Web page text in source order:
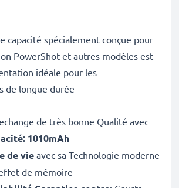
capacité spécialement conçue pour
PowerShot et autres modèles est
idéale pour les
de longue durée
de très bonne Qualité avec
1010mAh
de vie avec sa Technologie moderne
de mémoire